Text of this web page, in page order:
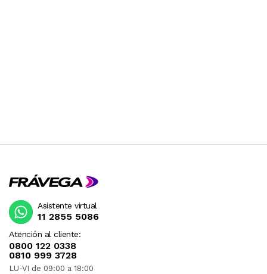
Atención al cliente:
0800 122 0338
0810 999 3728
LU-VI de 09:00 a 18:00
Asistente virtual
11 2855 5086